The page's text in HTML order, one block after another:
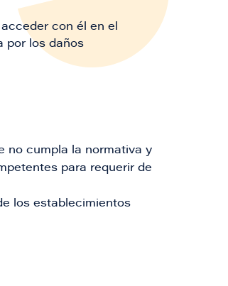
con él en el
por los daños
no cumpla la normativa y
para requerir de
los establecimientos